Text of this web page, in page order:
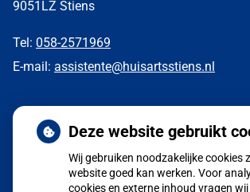
9051LZ Stiens
Tel: 058-2571969
E-mail: assistente@huisartsstiens.nl
Nieuws
Aangepaste huisartsenzorg tijdens de
Deze website gebruikt
Wij gebruiken noodzakelijke cookies
website goed kan werken. Voor
cookies en externe inhoud vragen